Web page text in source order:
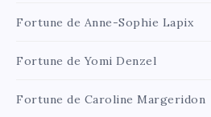
Fortune de Anne-Sophie Lapix
Fortune de Yomi Denzel
Fortune de Caroline Margeridon